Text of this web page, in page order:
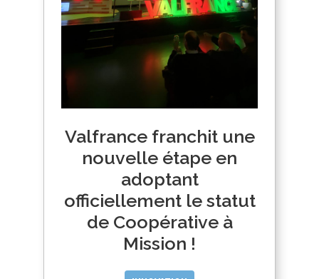
Valfrance franchit une
nouvelle étape en
adoptant
officiellement le statut
de Coopérative à
Mission !